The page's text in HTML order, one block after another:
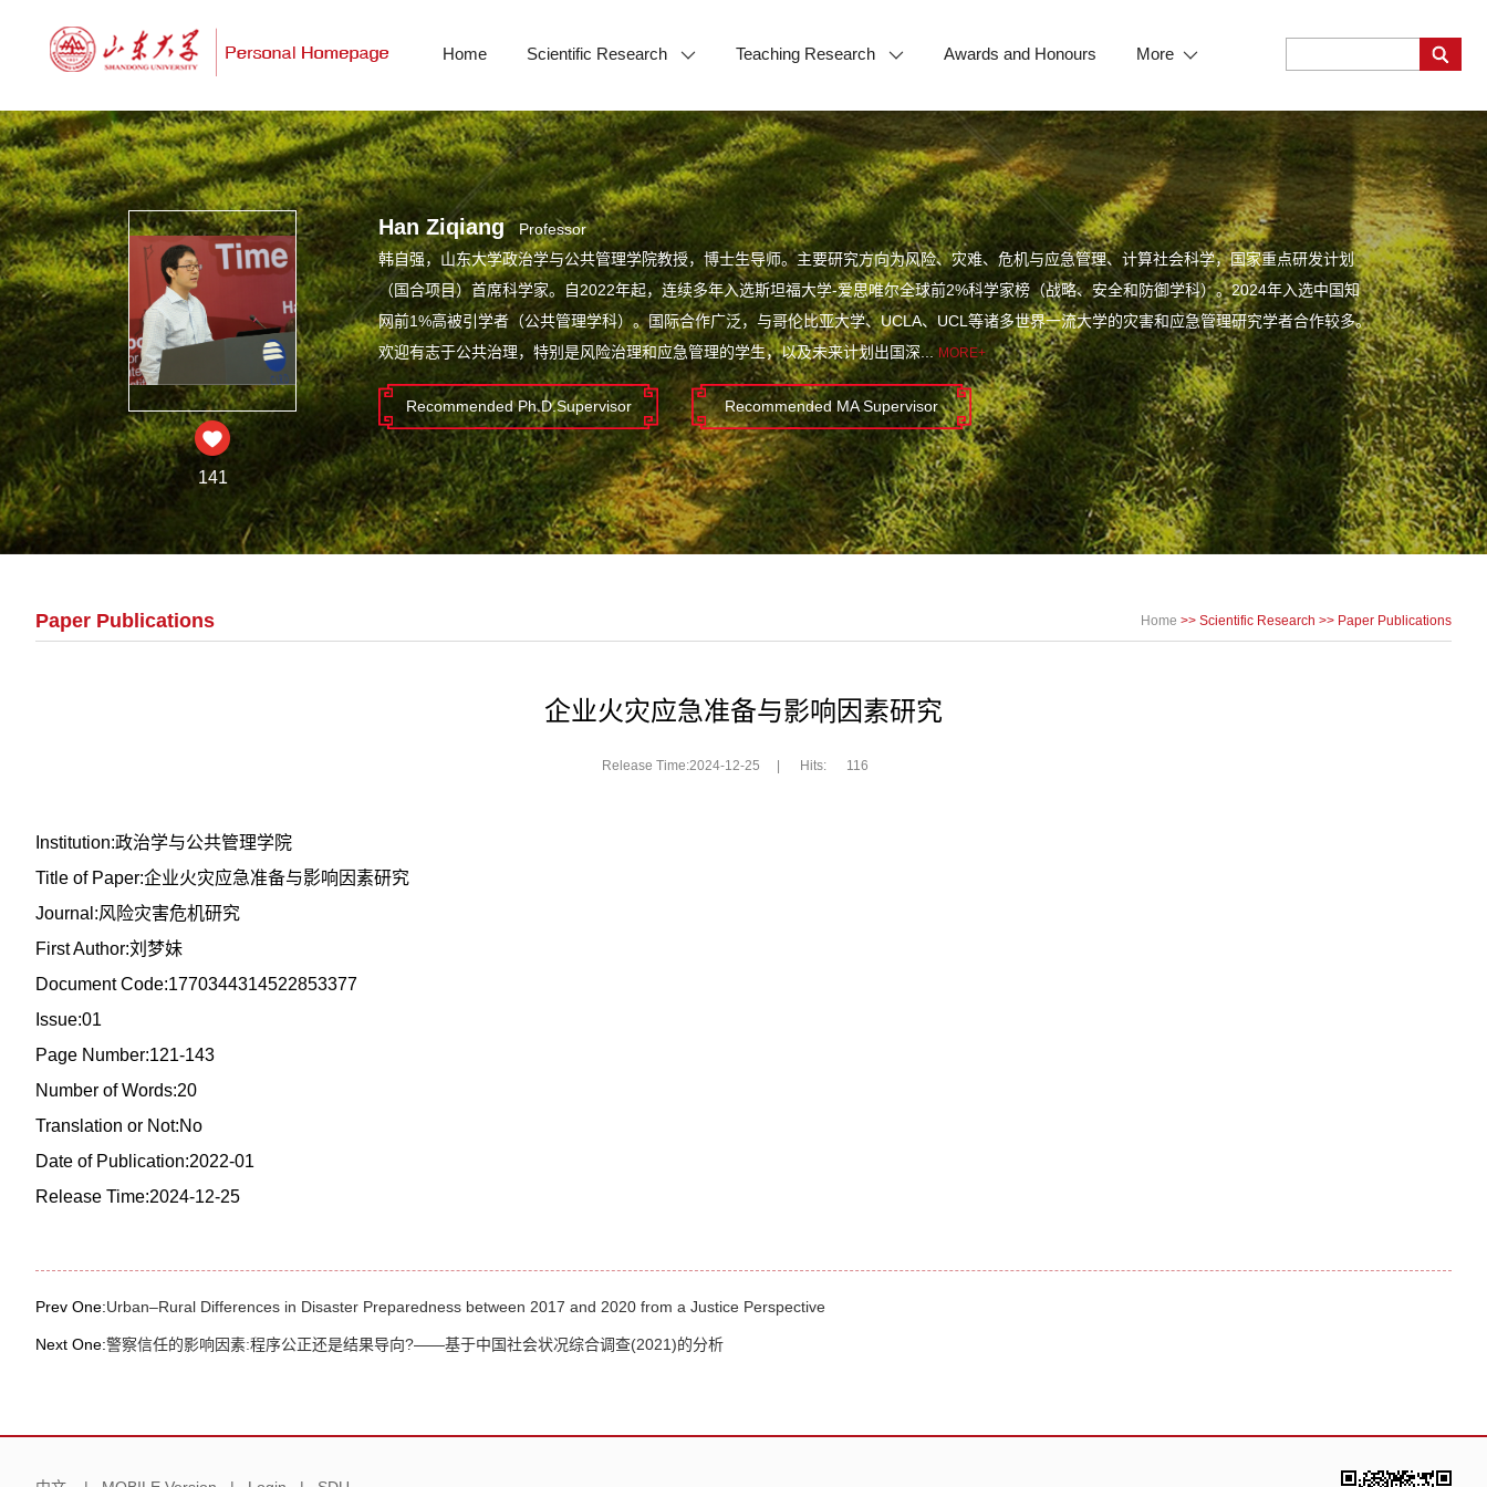
Home Scientific Research Teaching Research Awards and Honours More
141
Han Ziqiang Professor
韩自强，山东大学政治学与公共管理学院教授，博士生导师。主要研究方向为风险、灾难、危机与应急管理、计算社会科学，国家重点研发计划
（国合项目）首席科学家。自2022年起，连续多年入选斯坦福大学-爱思唯尔全球前2%科学家榜（战略、安全和防御学科）。2024年入选中国知
网前1%高被引学者（公共管理学科）。国际合作广泛，与哥伦比亚大学、UCLA、UCL等诸多世界一流大学的灾害和应急管理研究学者合作较多。
欢迎有志于公共治理，特别是风险治理和应急管理的学生，以及未来计划出国深... MORE+
Recommended Ph.D.Supervisor Recommended MA Supervisor
Paper Publications Home >> Scientific Research >> Paper Publications
企业火灾应急准备与影响因素研究
Release Time:2024-12-25 Hits: 116
Institution:政治学与公共管理学院
Title of Paper:企业火灾应急准备与影响因素研究
Journal:风险灾害危机研究
First Author:刘梦妹
Document Code:1770344314522853377
Issue:01
Page Number:121-143
Number of Words:20
Translation or Not:No
Date of Publication:2022-01
Release Time:2024-12-25
Prev One:Urban–Rural Differences in Disaster Preparedness between 2017 and 2020 from a Justice Perspective
Next One:警察信任的影响因素:程序公正还是结果导向?——基于中国社会状况综合调查(2021)的分析